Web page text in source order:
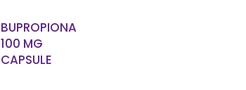
BUPROPIONA
100 MG
CAPSULE